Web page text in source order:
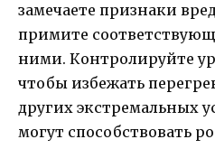
замечаете признаки
примите
ними. Контролируйте
чтобы избежать
других экстремальных
могут способствовать